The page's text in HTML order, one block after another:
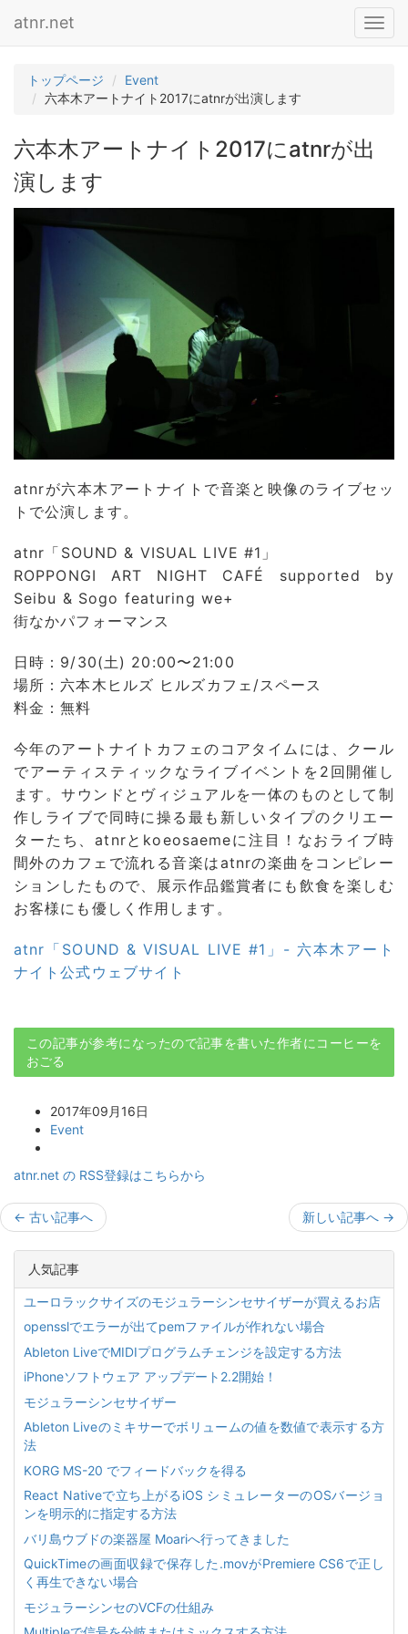
atnr.net
トップページ
Event
六本木アートナイト2017にatnrが出演します
六本木アートナイト2017にatnrが出
演します
atnrが六本木アートナイトで音楽と映像のライブセッ
トで公演します。
atnr「SOUND & VISUAL LIVE #1」
ROPPONGI ART NIGHT CAFÉ supported by
Seibu & Sogo featuring we+
街なかパフォーマンス
日時：9/30(土) 20:00〜21:00
場所：六本木ヒルズ ヒルズカフェ/スペース
料金：無料
今年のアートナイトカフェのコアタイムには、クール
でアーティスティックなライブイベントを2回開催し
ます。サウンドとヴィジュアルを一体のものとして制
作しライブで同時に操る最も新しいタイプのクリエー
ターたち、atnrとkoeosaemeに注目！なおライブ時
間外のカフェで流れる音楽はatnrの楽曲をコンピレー
ションしたもので、展示作品鑑賞者にも飲食を楽しむ
お客様にも優しく作用します。
atnr「SOUND & VISUAL LIVE #1」- 六本木アート
ナイト公式ウェブサイト
この記事が参考になったので記事を書いた作者にコーヒーを
おごる
2017年09月16日
Event
atnr.net の RSS登録はこちらから
← 古い記事へ 新しい記事へ →
人気記事
ユーロラックサイズのモジュラーシンセサイザーが買えるお店
opensslでエラーが出てpemファイルが作れない場合
Ableton LiveでMIDIプログラムチェンジを設定する方法
iPhoneソフトウェア アップデート2.2開始！
モジュラーシンセサイザー
Ableton Liveのミキサーでボリュームの値を数値で表示する方
法
KORG MS-20 でフィードバックを得る
React Nativeで立ち上がるiOS シミュレーターのOSバージョ
ンを明示的に指定する方法
バリ島ウブドの楽器屋 Moariへ行ってきました
QuickTimeの画面収録で保存した.movがPremiere CS6で正し
く再生できない場合
モジュラーシンセのVCFの仕組み